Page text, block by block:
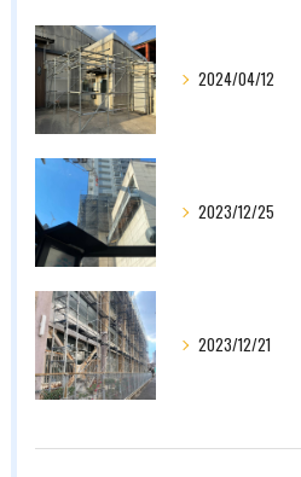
2024/04/12
2023/12/25
2023/12/21